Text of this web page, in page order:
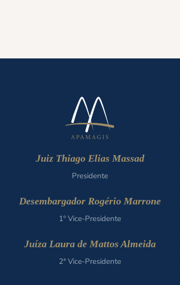
Juiz Thiago Elias Massad
Presidente
Desembargador Rogério Marrone
1º Vice-Presidente
Juíza Laura de Mattos Almeida
2ª Vice-Presidente